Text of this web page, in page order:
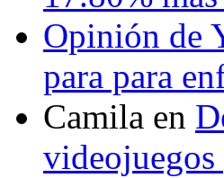
Opinión de
para para
Camila en